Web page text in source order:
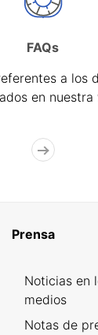
FAQs
a los
en nuestra
Prensa
Noticias en
medios
Notas de